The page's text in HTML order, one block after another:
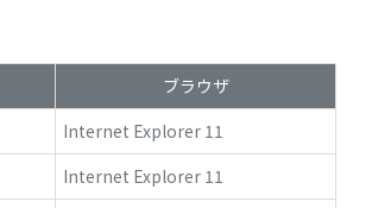
ブラウザ
Internet Explorer 11
Internet Explorer 11